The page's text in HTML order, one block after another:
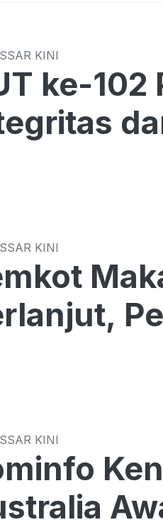
KINI
ke-102
KINI
KINI